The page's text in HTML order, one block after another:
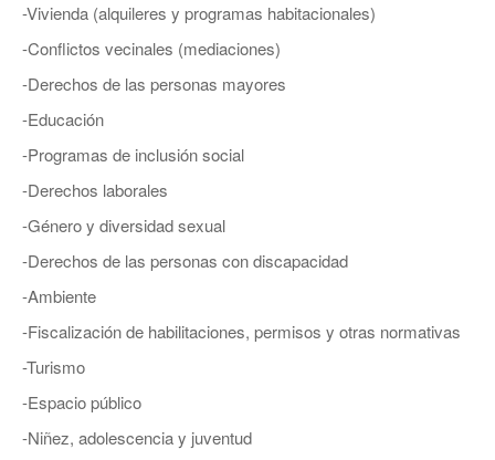
-Vivienda (alquileres y programas habitacionales)
-Conflictos vecinales (mediaciones)
-Derechos de las personas mayores
-Educación
-Programas de inclusión social
-Derechos laborales
-Género y diversidad sexual
-Derechos de las personas con discapacidad
-Ambiente
-Fiscalización de habilitaciones, permisos y otras normativas
-Turismo
-Espacio público
-Niñez, adolescencia y juventud